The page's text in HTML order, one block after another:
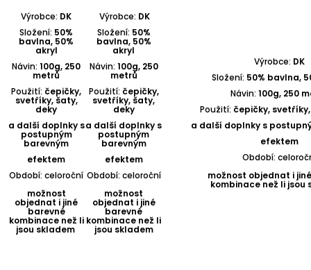
Výrobce: DK
Složení: 50%
bavlna, 50%
akryl
Návin: 100g, 250
metrů
Použití: čepičky,
svetříky, šaty,
deky
a další doplnky s
postupným
barevným
efektem
Období: celoroční
možnost
objednat i jiné
barevné
kombinace než li
jsou skladem
Výrobce: DK
Složení: 50%
bavlna, 50%
akryl
Návin: 100g, 250
metrů
Použití: čepičky,
svetříky, šaty,
deky
a další doplnky s
postupným
barevným
efektem
Období: celoroční
možnost
objednat i jiné
barevné
kombinace než li
jsou skladem
Výrobce: DK
Složení: 50% bavlna,
Návin: 100g, 250
Použití: čepičky,
a další doplnky s
efektem
Období:
možnost objednat i
kombinace než li jsou